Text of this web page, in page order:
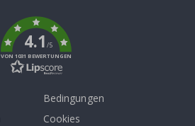
4.1/5
VON 1031 BEWERTUNGEN
Bedingungen
Cookies